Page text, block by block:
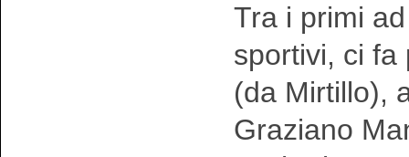
Tra i primi
sportivi, ci fa
(da Mirtillo),
Graziano